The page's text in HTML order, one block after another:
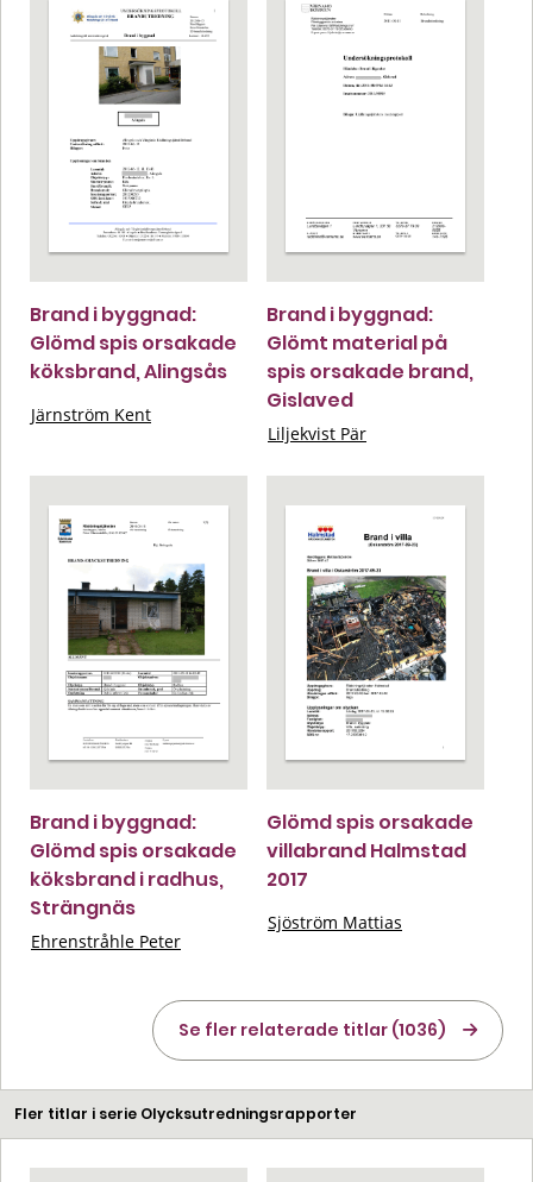
Brand i byggnad:
Glömd spis orsakade
köksbrand, Alingsås
Järnström Kent
Brand i byggnad:
Glömt material på
spis orsakade brand,
Gislaved
Liljekvist Pär
Brand i byggnad:
Glömd spis orsakade
köksbrand i radhus,
Strängnäs
Ehrenstråhle Peter
Glömd spis orsakade
villabrand Halmstad
2017
Sjöström Mattias
Se fler relaterade titlar (1036)
Fler titlar i serie Olycksutredningsrapporter